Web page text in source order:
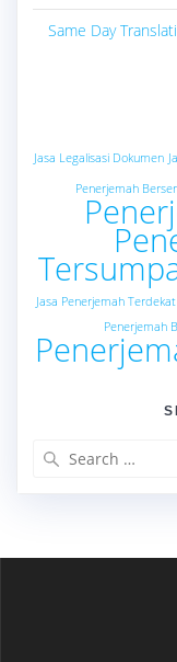
Same Day
Jasa Legalisasi Dokumen
Penerjemah
Jasa Penerjemah Terdekat
Penerjemah